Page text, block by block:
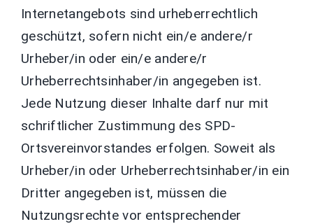
Internetangebots sind urheberrechtlich
geschützt, sofern nicht ein/e andere/r
Urheber/in oder ein/e andere/r
Urheberrechtsinhaber/in angegeben ist.
Jede Nutzung dieser Inhalte darf nur mit
schriftlicher Zustimmung des SPD-
Ortsvereinvorstandes erfolgen. Soweit als
Urheber/in oder Urheberrechtsinhaber/in ein
Dritter angegeben ist, müssen die
Nutzungsrechte vor entsprechender